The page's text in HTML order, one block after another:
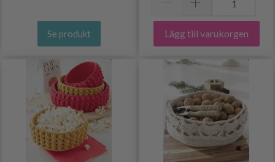
Se produkt Lägg till varukorgen